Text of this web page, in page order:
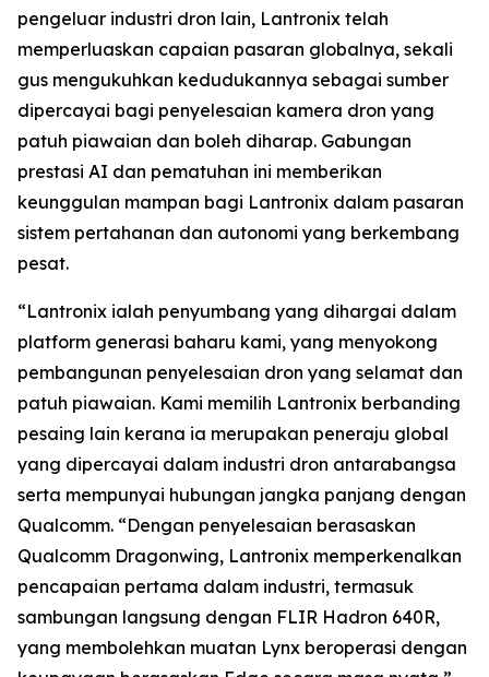
pengeluar industri dron lain, Lantronix telah
memperluaskan capaian pasaran globalnya, sekali
gus mengukuhkan kedudukannya sebagai sumber
dipercayai bagi penyelesaian kamera dron yang
patuh piawaian dan boleh diharap. Gabungan
prestasi AI dan pematuhan ini memberikan
keunggulan mampan bagi Lantronix dalam pasaran
sistem pertahanan dan autonomi yang berkembang
pesat.
“Lantronix ialah penyumbang yang dihargai dalam
platform generasi baharu kami, yang menyokong
pembangunan penyelesaian dron yang selamat dan
patuh piawaian. Kami memilih Lantronix berbanding
pesaing lain kerana ia merupakan peneraju global
yang dipercayai dalam industri dron antarabangsa
serta mempunyai hubungan jangka panjang dengan
Qualcomm. “Dengan penyelesaian berasaskan
Qualcomm Dragonwing, Lantronix memperkenalkan
pencapaian pertama dalam industri, termasuk
sambungan langsung dengan FLIR Hadron 640R,
yang membolehkan muatan Lynx beroperasi dengan